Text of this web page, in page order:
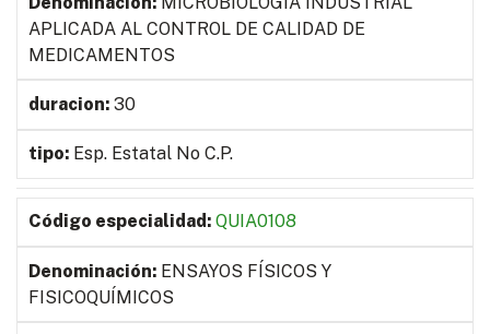
APLICADA AL CONTROL DE CALIDAD DE
MEDICAMENTOS
30
Esp. Estatal No C.P.
QUIA0108
ENSAYOS FÍSICOS Y
FISICOQUÍMICOS